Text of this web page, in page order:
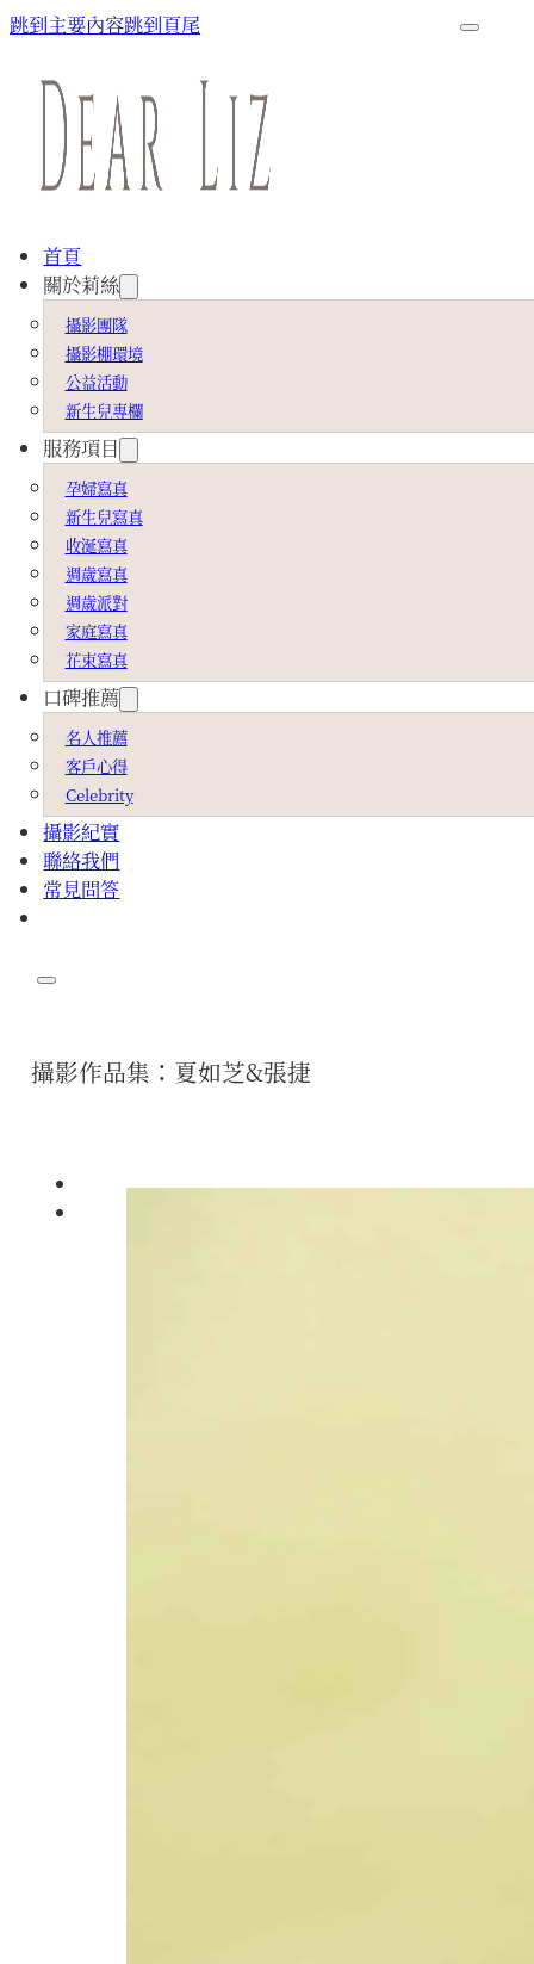
跳到主要內容跳到頁尾
首頁
關於莉絲
攝影團隊
攝影棚環境
公益活動
新生兒專欄
服務項目
孕婦寫真
新生兒寫真
收涎寫真
週歲寫真
週歲派對
家庭寫真
花束寫真
口碑推薦
名人推薦
客戶心得
Celebrity
攝影紀實
聯絡我們
常見問答
攝影作品集：夏如芝&張捷